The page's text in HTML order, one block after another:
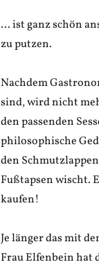
… ist ganz schön
zu putzen.
Nachdem
sind, wird nicht
den passenden
philosophische
den
Fußtapsen wischt.
kaufen!
Je länger das mit
Frau Elfenbein hat